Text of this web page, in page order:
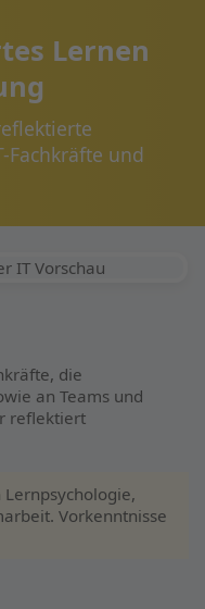
Lernen
Fachkräfte und
die
an Teams und
reflektiert
Vorkenntnisse